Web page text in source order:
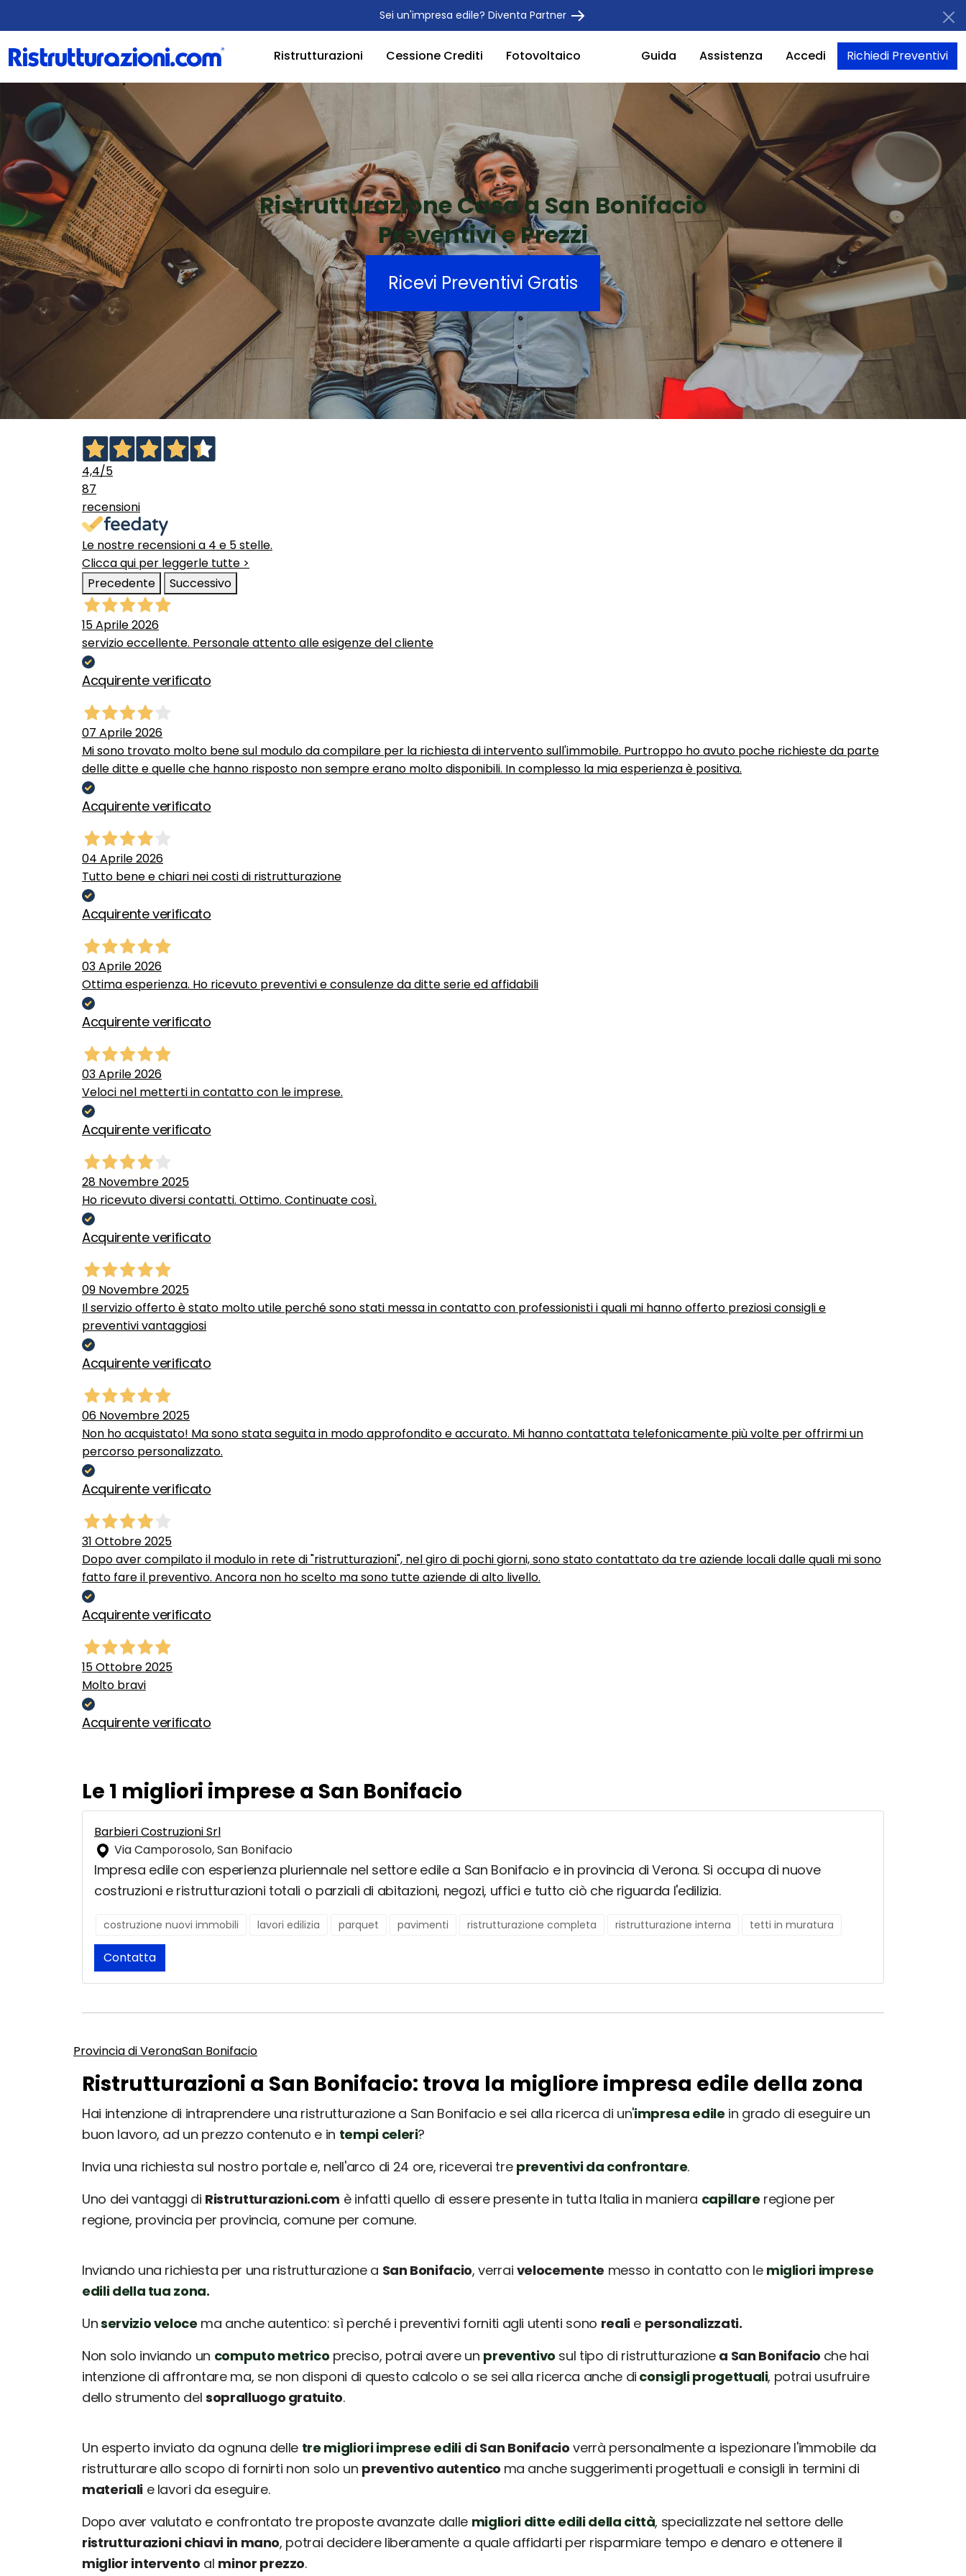
Sei un'impresa edile? Diventa Partner
Ristrutturazioni Cessione Crediti Fotovoltaico Guida Assistenza Accedi Richiedi Preventivi
Ristrutturazione Casa a San Bonifacio
Preventivi e Prezzi
Ricevi Preventivi Gratis
4,4/5
87
recensioni
Le nostre recensioni a 4 e 5 stelle.
Clicca qui per leggerle tutte >
Precedente
Successivo
15 Aprile 2026
servizio eccellente. Personale attento alle esigenze del cliente
Acquirente verificato
07 Aprile 2026
Mi sono trovato molto bene sul modulo da compilare per la richiesta di intervento sull'immobile. Purtroppo ho avuto poche richieste da parte
delle ditte e quelle che hanno risposto non sempre erano molto disponibili. In complesso la mia esperienza è positiva.
Acquirente verificato
04 Aprile 2026
Tutto bene e chiari nei costi di ristrutturazione
Acquirente verificato
03 Aprile 2026
Ottima esperienza. Ho ricevuto preventivi e consulenze da ditte serie ed affidabili
Acquirente verificato
03 Aprile 2026
Veloci nel metterti in contatto con le imprese.
Acquirente verificato
28 Novembre 2025
Ho ricevuto diversi contatti. Ottimo. Continuate così.
Acquirente verificato
09 Novembre 2025
Il servizio offerto è stato molto utile perché sono stati messa in contatto con professionisti i quali mi hanno offerto preziosi consigli e
preventivi vantaggiosi
Acquirente verificato
06 Novembre 2025
Non ho acquistato! Ma sono stata seguita in modo approfondito e accurato. Mi hanno contattata telefonicamente più volte per offrirmi un
percorso personalizzato.
Acquirente verificato
31 Ottobre 2025
Dopo aver compilato il modulo in rete di "ristrutturazioni", nel giro di pochi giorni, sono stato contattato da tre aziende locali dalle quali mi sono
fatto fare il preventivo. Ancora non ho scelto ma sono tutte aziende di alto livello.
Acquirente verificato
15 Ottobre 2025
Molto bravi
Acquirente verificato
Le 1 migliori imprese a San Bonifacio
Barbieri Costruzioni Srl
Via Camporosolo, San Bonifacio
Impresa edile con esperienza pluriennale nel settore edile a San Bonifacio e in provincia di Verona. Si occupa di nuove
costruzioni e ristrutturazioni totali o parziali di abitazioni, negozi, uffici e tutto ciò che riguarda l'edilizia.
costruzione nuovi immobili lavori edilizia parquet pavimenti ristrutturazione completa ristrutturazione interna tetti in muratura
Contatta
Provincia di VeronaSan Bonifacio
Ristrutturazioni a San Bonifacio: trova la migliore impresa edile della zona
Hai intenzione di intraprendere una ristrutturazione a San Bonifacio e sei alla ricerca di un'impresa edile in grado di eseguire un
buon lavoro, ad un prezzo contenuto e in tempi celeri?
Invia una richiesta sul nostro portale e, nell'arco di 24 ore, riceverai tre preventivi da confrontare.
Uno dei vantaggi di Ristrutturazioni.com è infatti quello di essere presente in tutta Italia in maniera capillare regione per
regione, provincia per provincia, comune per comune.
Inviando una richiesta per una ristrutturazione a San Bonifacio, verrai velocemente messo in contatto con le migliori imprese
edili della tua zona.
Unservizio veloce ma anche autentico: sì perché i preventivi forniti agli utenti sono realie personalizzati.
Non solo inviando un computo metrico preciso, potrai avere un preventivo sul tipo di ristrutturazione a San Bonifacio che hai
intenzione di affrontare ma, se non disponi di questo calcolo o se sei alla ricerca anche di consigli progettuali, potrai usufruire
dello strumento del sopralluogo gratuito.
Un esperto inviato da ognuna delle tre migliori imprese edili di San Bonifacio verrà personalmente a ispezionare l'immobile da
ristrutturare allo scopo di fornirti non solo un preventivo autentico ma anche suggerimenti progettuali e consigli in termini di
materialie lavori da eseguire.
Dopo aver valutato e confrontato tre proposte avanzate dalle migliori ditte edili della città, specializzate nel settore delle
ristrutturazioni chiavi in mano, potrai decidere liberamente a quale affidarti per risparmiare tempo e denaro e ottenere il
miglior intervento al minor prezzo.